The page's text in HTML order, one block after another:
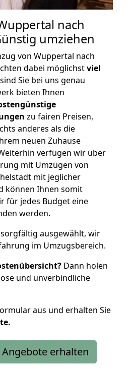
nach
umziehen
von Wuppertal nach
dabei möglichstviel
Sie bei uns genau
bieten Ihnen
zu fairen Preisen,
anderes als die
neuen Zuhause
verfügen wir über
mit Umzügen von
mit jeglicher
können Ihnen somit
für jedes Budget eine
werden.
ausgewählt, wir
im Umzugsbereich.
Dann holen
und unverbindliche
aus und erhalten Sie
erhalten